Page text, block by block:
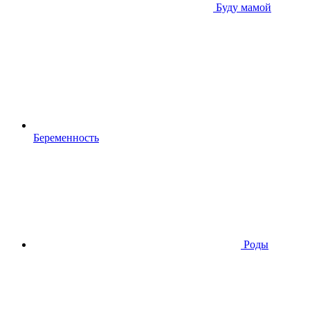
Буду мамой
Беременность
Роды